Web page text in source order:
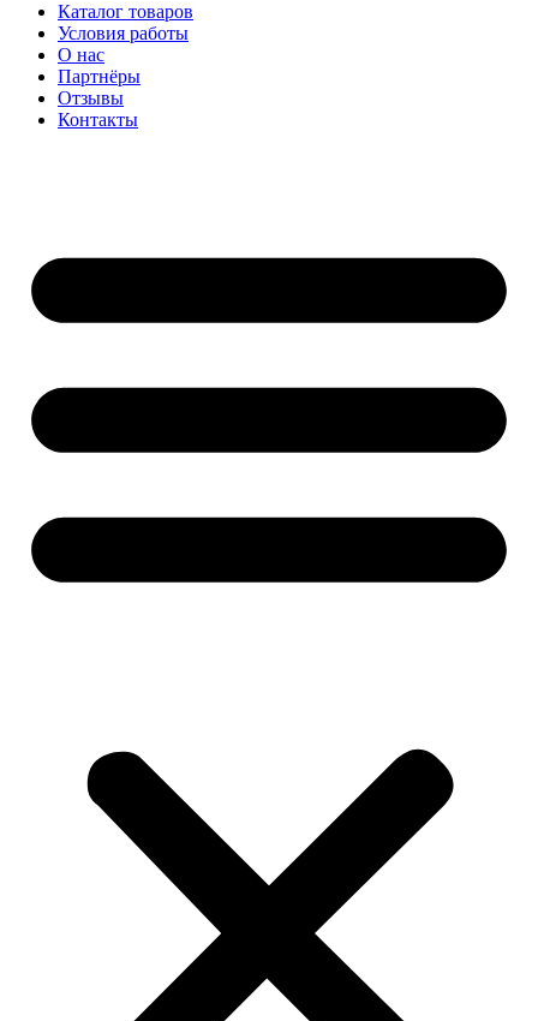
Каталог товаров
Условия работы
О нас
Партнёры
Отзывы
Контакты